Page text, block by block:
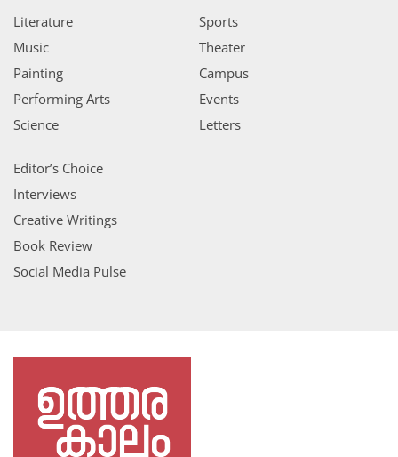
Literature
Music
Painting
Performing Arts
Science
Sports
Theater
Campus
Events
Letters
Editor’s Choice
Interviews
Creative Writings
Book Review
Social Media Pulse